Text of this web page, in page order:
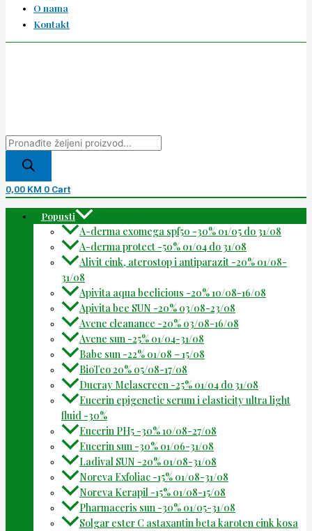
O nama
Kontakt
0,00 KM 0 Cart
Popusti
A-derma exomega spf50 -30% 01/05 do 31/08
A-derma protect -50% 01/04 do 31/08
Alivit cink, aterostop i antiparazit -20% 01/08-
31/08
Apivita aqua beelicious -20% 10/08-16/08
Apivita bee SUN -20% 03/08-23/08
Avene cleanance -20% 03/08-16/08
Avene sun -25% 01/04-31/08
Babe sun -22% 01/08 – 15/08
BioTeo 20% 05/08-17/08
Ducray Melascreen -25% 01/04 do 31/08
Eucerin epigenetic serum i elasticity ultra light
fluid -30%
Eucerin PH5 -30% 10/08-27/08
Eucerin sun -30% 01/06-31/08
Ladival SUN -20% 01/08-31/08
Noreva Exfoliac -15% 01/08-31/08
Noreva Kerapil -15% 01/08-15/08
Pharmaceris sun -30% 01/05-31/08
Solgar ester C astaxantin beta karoten cink kosa